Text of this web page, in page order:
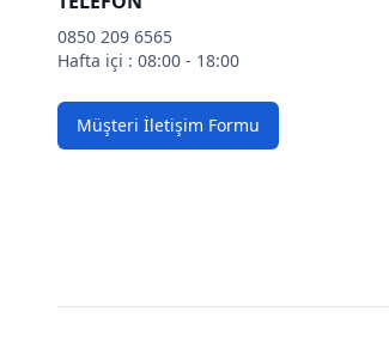
0850 209 6565
Hafta içi : 08:00 - 18:00
Müşteri İletişim Formu